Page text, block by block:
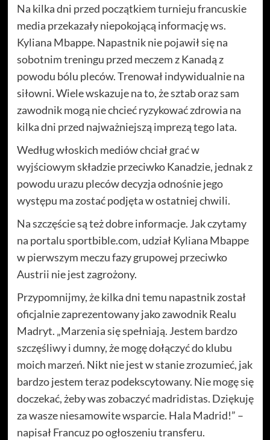
Na kilka dni przed początkiem turnieju francuskie
media przekazały niepokojącą informację ws.
Kyliana Mbappe. Napastnik nie pojawił się na
sobotnim treningu przed meczem z Kanadą z
powodu bólu pleców. Trenował indywidualnie na
siłowni. Wiele wskazuje na to, że sztab oraz sam
zawodnik mogą nie chcieć ryzykować zdrowia na
kilka dni przed najważniejszą imprezą tego lata.
Według włoskich mediów chciał grać w
wyjściowym składzie przeciwko Kanadzie, jednak z
powodu urazu pleców decyzja odnośnie jego
występu ma zostać podjęta w ostatniej chwili.
Na szczęście są też dobre informacje. Jak czytamy
na portalu sportbible.com, udział Kyliana Mbappe
w pierwszym meczu fazy grupowej przeciwko
Austrii nie jest zagrożony.
Przypomnijmy, że kilka dni temu napastnik został
oficjalnie zaprezentowany jako zawodnik Realu
Madryt. „Marzenia się spełniają. Jestem bardzo
szczęśliwy i dumny, że mogę dołączyć do klubu
moich marzeń. Nikt nie jest w stanie zrozumieć, jak
bardzo jestem teraz podekscytowany. Nie mogę się
doczekać, żeby was zobaczyć madridistas. Dziękuję
za wasze niesamowite wsparcie. Hala Madrid!” –
napisał Francuz po ogłoszeniu transferu.